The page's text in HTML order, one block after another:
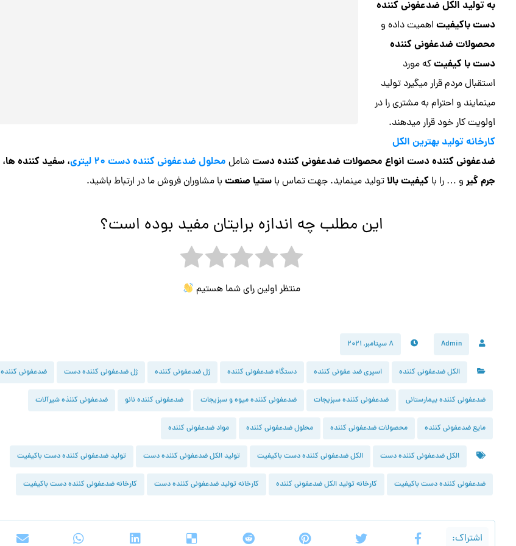
به تولید الکل ضدعفونی کننده
دست باکیفیتاهمیت داده و
محصولات ضدعفونی کننده
دست با کیفیتکه مورد
استقبال مردم قرار میگیرد تولید
مینمایند و احترام به مشتری را در
اولویت کار خود قرار میدهند.
کارخانه تولید بهترین الکل
ضدعفونی کننده دست انواع محصولات ضدعفونی کننده دستشامل محلول ضدعفونی کننده دست 20 لیتری
، سفید کننده ها،
جرم گیرو … را با کیفیت بالاتولید مینماید. جهت تماس با ستیا صنعتبا مشاوران فروش ما در ارتباط باشید.
این مطلب چه اندازه برایتان مفید بوده است؟
منتظر اولین رای شما هستیم
Admin ۸ سپتامبر, ۲۰۲۱
الکل ضدعفونی کننده اسپری ضد عفونی کننده دستگاه ضدعفونی کننده ژل ضدعفونی کننده ژل ضدعفونی کننده دست ضدعفونی کننده
ضدعفونی کننده بیمارستانی ضدعفونی کننده سبزیجات ضدعفونی کننده میوه و سبزیجات ضدعفونی کننده نانو ضدعفونی کننذه شیرآلات
مایع ضدعفونی کننده محصولات ضدعفونی کننده محلول ضدعفونی کننده مواد ضدعفونی کننده
الکل ضدعفونی کننده دست الکل ضدعفونی کننده دست باکیفیت تولید الکل ضدعفونی کننده دست تولید ضدعفونی کننده دست باکیفیت
ضدعفونی کننده دست باکیفیت کارخانه تولید الکل ضدعفونی کننده کارخانه تولید ضدعفونی کننده دست کارخانه ضدعفونی کننده دست باکیفیت